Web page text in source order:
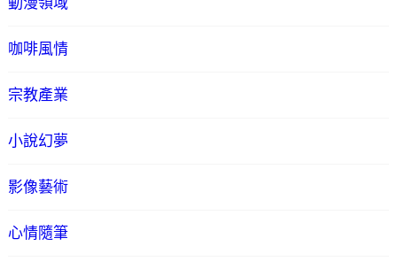
咖啡風情
宗教產業
小說幻夢
影像藝術
心情隨筆